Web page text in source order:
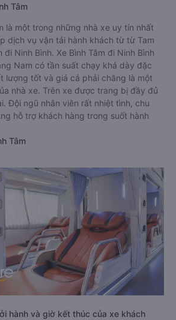
Tâm
là một trong những nhà xe uy tín nhất
dịch vụ vận tải hành khách từ từ Tam
đi Ninh Bình. Xe Bình Tâm đi Ninh Bình
Nam có tần suất chạy khá dày đặc
lượng tốt và giá cả phải chăng là một
nhà xe. Trên xe được trang bị đầy đủ
Đội ngũ nhân viên rất nhiệt tình, chu
hỗ trợ khách hàng trong suốt hành
Tâm
hành và giờ kết thúc của xe khách